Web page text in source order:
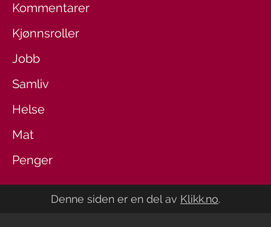
Kommentarer
Kjønnsroller
Jobb
Samliv
Helse
Mat
Penger
Denne siden er en del av Klikk.no.